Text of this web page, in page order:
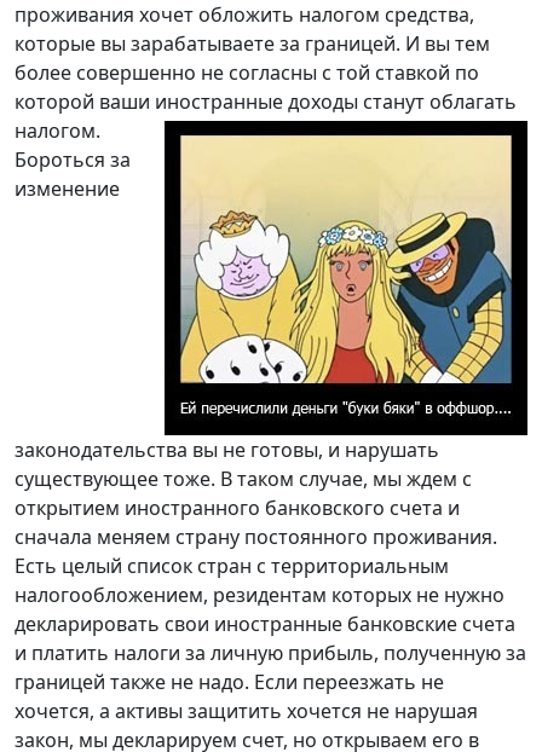
проживания хочет обложить налогом средства,
которые вы зарабатываете за границей. И вы тем
более совершенно не согласны с той ставкой по
которой ваши иностранные доходы станут облагать
налогом.
Бороться за
изменение
законодательства вы не готовы, и нарушать
существующее тоже. В таком случае, мы ждем с
открытием иностранного банковского счета и
сначала меняем страну постоянного проживания.
Есть целый список стран с территориальным
налогообложением, резидентам которых не нужно
декларировать свои иностранные банковские счета
и платить налоги за личную прибыль, полученную за
границей также не надо. Если переезжать не
хочется, а активы защитить хочется не нарушая
закон, мы декларируем счет, но открываем его в